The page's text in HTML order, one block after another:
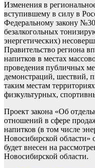
Изменения в
вступившему в силу в
Федеральному закону
безалкогольных
энергетических)
Правительство региона
напитков в местах
проведения публичных
демонстраций, шествий,
таким местам
физкультурных,
Проект закона «Об
отношений в сфере
напитков (в том числе
Новосибирской области»
будет внесен на
Новосибирской области.